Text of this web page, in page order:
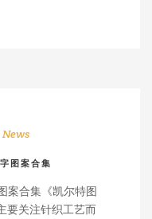
News
图案合集
案合集《凯尔特图
要关注针织工艺而